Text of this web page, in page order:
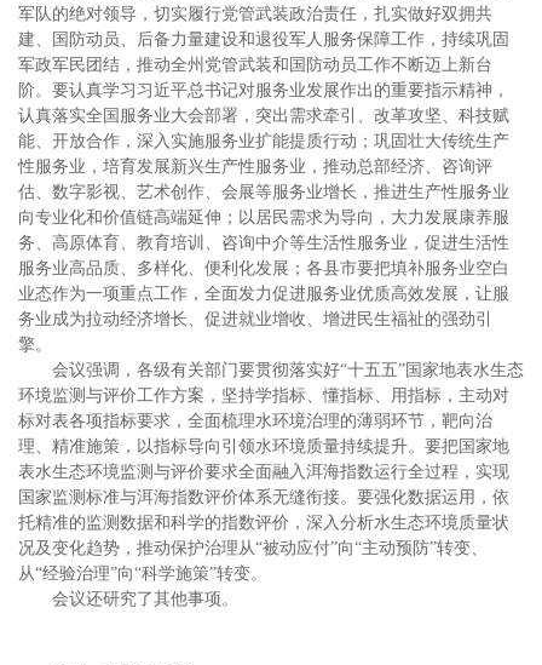
军队的绝对领导，切实履行党管武装政治责任，扎实做好双拥共
建、国防动员、后备力量建设和退役军人服务保障工作，持续巩固
军政军民团结，推动全州党管武装和国防动员工作不断迈上新台
阶。要认真学习习近平总书记对服务业发展作出的重要指示精神，
认真落实全国服务业大会部署，突出需求牵引、改革攻坚、科技赋
能、开放合作，深入实施服务业扩能提质行动；巩固壮大传统生产
性服务业，培育发展新兴生产性服务业，推动总部经济、咨询评
估、数字影视、艺术创作、会展等服务业增长，推进生产性服务业
向专业化和价值链高端延伸；以居民需求为导向，大力发展康养服
务、高原体育、教育培训、咨询中介等生活性服务业，促进生活性
服务业高品质、多样化、便利化发展；各县市要把填补服务业空白
业态作为一项重点工作，全面发力促进服务业优质高效发展，让服
务业成为拉动经济增长、促进就业增收、增进民生福祉的强劲引
擎。
会议强调，各级有关部门要贯彻落实好“十五五”国家地表水生态
环境监测与评价工作方案，坚持学指标、懂指标、用指标，主动对
标对表各项指标要求，全面梳理水环境治理的薄弱环节，靶向治
理、精准施策，以指标导向引领水环境质量持续提升。要把国家地
表水生态环境监测与评价要求全面融入洱海指数运行全过程，实现
国家监测标准与洱海指数评价体系无缝衔接。要强化数据运用，依
托精准的监测数据和科学的指数评价，深入分析水生态环境质量状
况及变化趋势，推动保护治理从“被动应付”向“主动预防”转变、
从“经验治理”向“科学施策”转变。
会议还研究了其他事项。